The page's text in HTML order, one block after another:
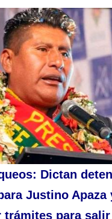
Dictan
Justino Apaza
trámites para salir